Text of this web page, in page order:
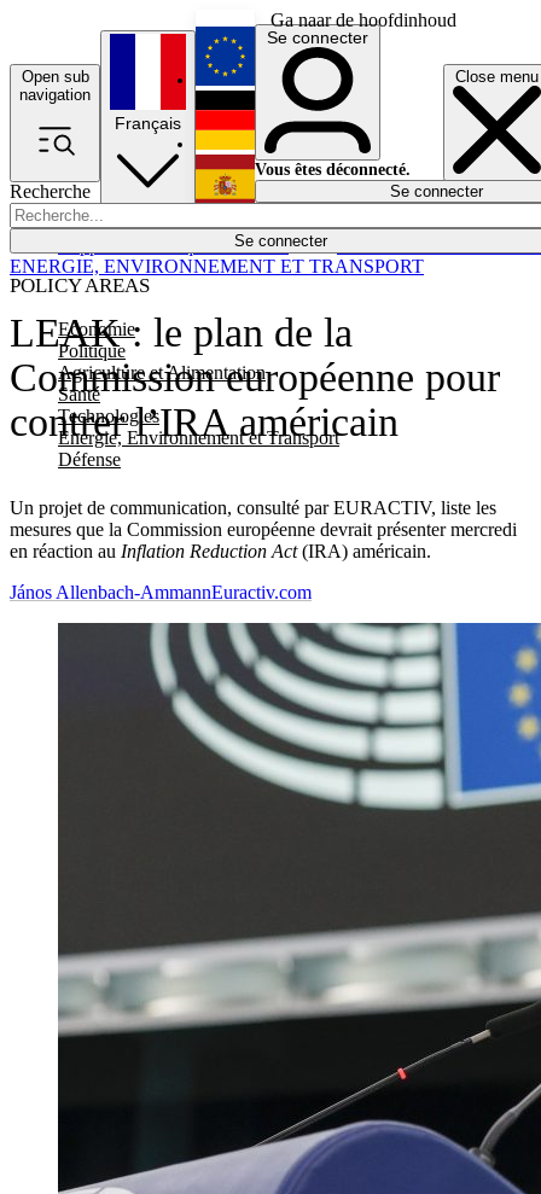
Ga naar de hoofdinhoud
Open sub
navigation
Close menu
Recherche
Se connecter
POLICY AREAS
Economie
Politique
Agriculture et Alimentation
Santé
Technologies
Energie, Environnement et Transport
Défense
Économie
Français
English
Deutsch
Español
Se connecter
Vous êtes déconnecté.
Se connecter
LEAK : le plan de la
Commission européenne pour
contrer l’IRA américain
Un projet de communication, consulté par EURACTIV, liste les
mesures que la Commission européenne devrait présenter mercredi
en réaction au Inflation Reduction Act(IRA) américain.
ENERGIE, ENVIRONNEMENT ET TRANSPORT
János Allenbach-AmmannEuractiv.com